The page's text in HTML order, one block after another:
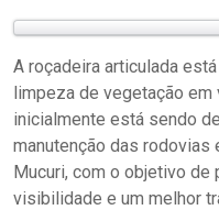
A roçadeira articulada
limpeza de vegetação em
inicialmente está sendo
manutenção das rodovias
Mucuri, com o objetivo de
visibilidade e um melhor